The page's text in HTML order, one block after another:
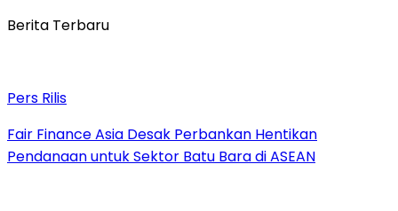
Berita Terbaru
Pers Rilis
Fair Finance Asia Desak Perbankan Hentikan
Pendanaan untuk Sektor Batu Bara di ASEAN